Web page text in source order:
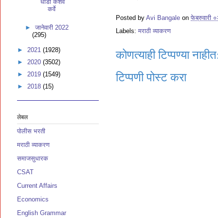
Posted by Avi Bangale on फेब्रुवारी
Labels: मराठी व्याकरण
कोणत्याही टिप्पण्‍या
टिप्पणी पोस्ट करा
धोंडो केशव
कर्वे
► जानेवारी 2022
(295)
► 2021 (1928)
► 2020 (3502)
► 2019 (1549)
► 2018 (15)
लेबल
पोलीस भरती
मराठी व्याकरण
समाजसुधारक
CSAT
Current Affairs
Economics
English Grammar